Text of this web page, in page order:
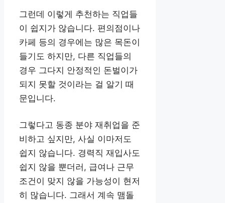
그런데 이렇게 추천하는 직업들
이 쉽지가 않습니다. 편의점이나
카페 등의 경우에는 많은 목돈이
들기도 하지만, 다른 직업들의
경우 그다지 안정적인 돈벌이가
되지 못할 것이라는 걸 알기 때
문입니다.
그렇다고 동종 분야 재취업을 준
비하고 싶지만, 사실 이마저도
쉽지 않습니다. 경력직 재입사도
쉽지 않을 뿐더러, 급여나 근무
조건이 맞지 않을 가능성이 현저
히 많습니다. 그래서 계속 맴돌